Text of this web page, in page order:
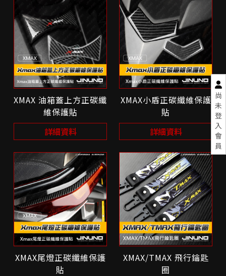
尚
未
登
入
會
員
XMAX 油箱蓋上方正碳纖
維保護貼
詳細資料
XMAX小盾正碳纖維保護
貼
詳細資料
XMAX尾燈正碳纖維保護
貼
XMAX/TMAX 飛行鑰匙
圈